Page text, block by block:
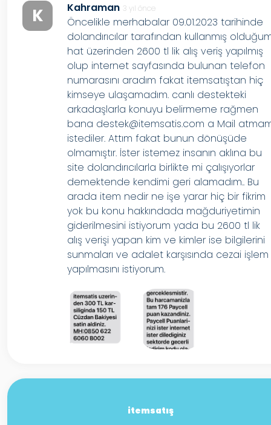
K Kahraman 3 yıl önce
Öncelikle merhabalar 09.01.2023 tarihinde
dolandırıcılar tarafından kullanmış
hat üzerinden 2600 tl lik alış veriş yapılmış
olup internet sayfasında bulunan telefon
numarasını aradım fakat itemsatıştan hiç
kimseye ulaşamadım. canlı destekteki
arkadaşlarla konuyu belirmeme rağmen
bana destek@itemsatis.com a Mail
istediler. Attım fakat bunun dönüşüde
olmamıştır. İster istemez insanın aklına bu
site dolandırıcılarla birlikte mi çalışıyorlar
demektende kendimi geri alamadım.. Bu
arada item nedir ne işe yarar hiç bir fikrim
yok bu konu hakkındada mağduriyetimin
giderilmesini istiyorum yada bu 2600 tl lik
alış verişi yapan kim ve kimler ise bilgilerini
sunmaları ve adalet karşısında cezai işlem
yapılmasını istiyorum.
itemsatış